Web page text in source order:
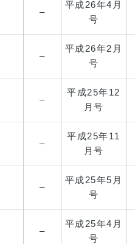
–
平成26年4月
号
–
平成26年2月
号
–
平成25年12
月号
–
平成25年11
月号
–
平成25年5月
号
–
平成25年4月
号